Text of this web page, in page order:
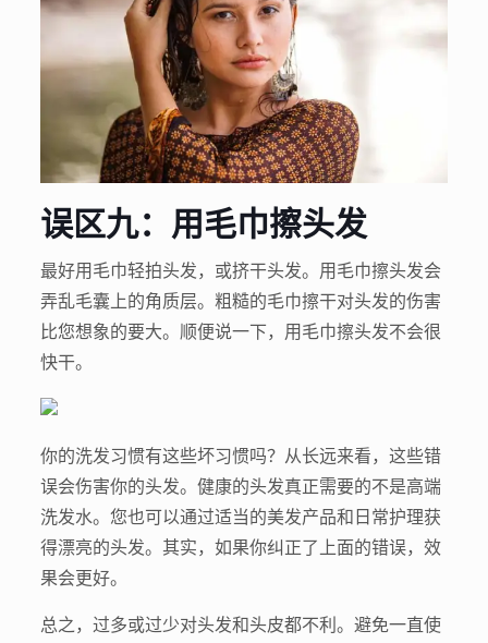
误区九：用毛巾擦头发
最好用毛巾轻拍头发，或挤干头发。用毛巾擦头发会
弄乱毛囊上的角质层。粗糙的毛巾擦干对头发的伤害
比您想象的要大。顺便说一下，用毛巾擦头发不会很
快干。
你的洗发习惯有这些坏习惯吗？从长远来看，这些错
误会伤害你的头发。健康的头发真正需要的不是高端
洗发水。您也可以通过适当的美发产品和日常护理获
得漂亮的头发。其实，如果你纠正了上面的错误，效
果会更好。
总之，过多或过少对头发和头皮都不利。避免一直使